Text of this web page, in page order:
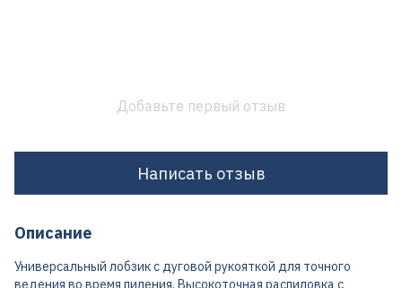
Добавьте первый отзыв
Написать отзыв
Описание
Универсальный лобзик с дуговой рукояткой для точного
ведения во время пиления. Высокоточная распиловка с